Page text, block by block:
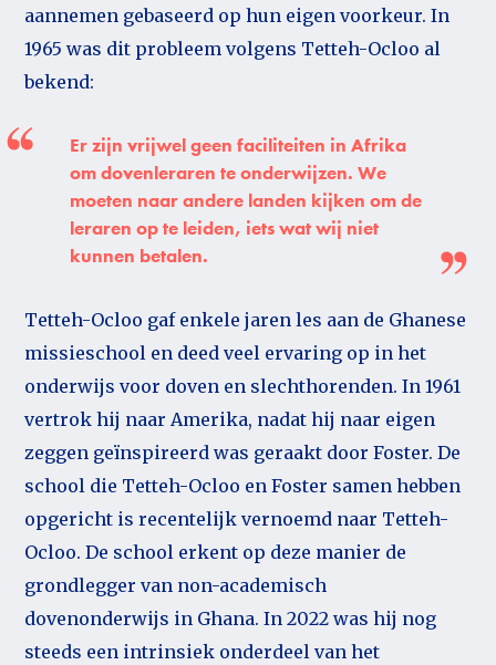
aannemen gebaseerd op hun eigen voorkeur. In
1965 was dit probleem volgens Tetteh-Ocloo al
bekend:
Er zijn vrijwel geen faciliteiten in Afrika
om dovenleraren te onderwijzen. We
moeten naar andere landen kijken om de
leraren op te leiden, iets wat wij niet
kunnen betalen.
Tetteh-Ocloo gaf enkele jaren les aan de Ghanese
missieschool en deed veel ervaring op in het
onderwijs voor doven en slechthorenden. In 1961
vertrok hij naar Amerika, nadat hij naar eigen
zeggen geïnspireerd was geraakt door Foster. De
school die Tetteh-Ocloo en Foster samen hebben
opgericht is recentelijk vernoemd naar Tetteh-
Ocloo. De school erkent op deze manier de
grondlegger van non-academisch
dovenonderwijs in Ghana. In 2022 was hij nog
steeds een intrinsiek onderdeel van het